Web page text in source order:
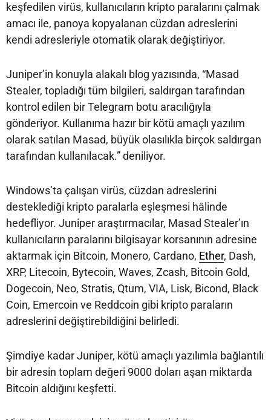
keşfedilen virüs, kullanıcıların kripto paralarını çalmak
amacı ile, panoya kopyalanan cüzdan adreslerini
kendi adresleriyle otomatik olarak değiştiriyor.
Juniper’in konuyla alakalı blog yazısında, “Masad
Stealer, topladığı tüm bilgileri, saldırgan tarafından
kontrol edilen bir Telegram botu aracılığıyla
gönderiyor. Kullanıma hazır bir kötü amaçlı yazılım
olarak satılan Masad, büyük olasılıkla birçok saldırgan
tarafından kullanılacak.” deniliyor.
Windows’ta çalışan virüs, cüzdan adreslerini
desteklediği kripto paralarla eşleşmesi hâlinde
hedefliyor. Juniper araştırmacılar, Masad Stealer’ın
kullanıcıların paralarını bilgisayar korsanının adresine
aktarmak için Bitcoin, Monero, Cardano, Ether, Dash,
XRP, Litecoin, Bytecoin, Waves, Zcash, Bitcoin Gold,
Dogecoin, Neo, Stratis, Qtum, VIA, Lisk, Bicond, Black
Coin, Emercoin ve Reddcoin gibi kripto paraların
adreslerini değiştirebildiğini belirledi.
Şimdiye kadar Juniper, kötü amaçlı yazılımla bağlantılı
bir adresin toplam değeri 9000 doları aşan miktarda
Bitcoin aldığını keşfetti.